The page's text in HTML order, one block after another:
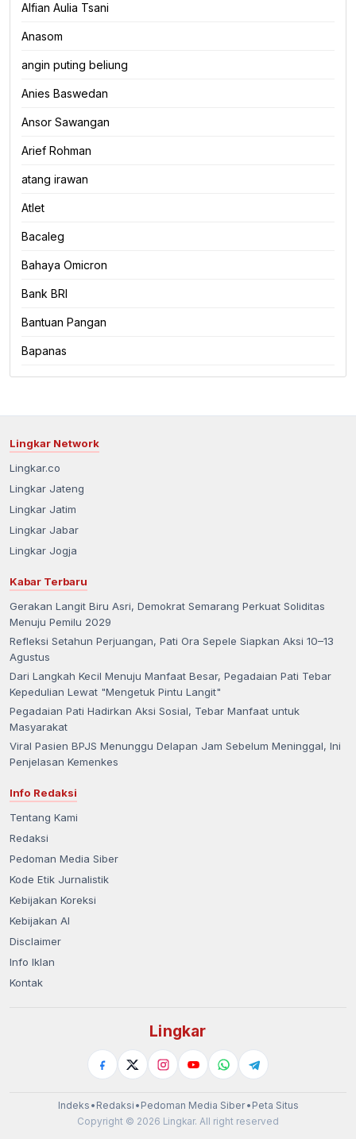
Alfian Aulia Tsani
Anasom
angin puting beliung
Anies Baswedan
Ansor Sawangan
Arief Rohman
atang irawan
Atlet
Bacaleg
Bahaya Omicron
Bank BRI
Bantuan Pangan
Bapanas
Lingkar Network
Lingkar.co
Lingkar Jateng
Lingkar Jatim
Lingkar Jabar
Lingkar Jogja
Kabar Terbaru
Gerakan Langit Biru Asri, Demokrat Semarang Perkuat Soliditas
Menuju Pemilu 2029
Refleksi Setahun Perjuangan, Pati Ora Sepele Siapkan Aksi 10–13
Agustus
Dari Langkah Kecil Menuju Manfaat Besar, Pegadaian Pati Tebar
Kepedulian Lewat "Mengetuk Pintu Langit"
Pegadaian Pati Hadirkan Aksi Sosial, Tebar Manfaat untuk
Masyarakat
Viral Pasien BPJS Menunggu Delapan Jam Sebelum Meninggal, Ini
Penjelasan Kemenkes
Info Redaksi
Tentang Kami
Redaksi
Pedoman Media Siber
Kode Etik Jurnalistik
Kebijakan Koreksi
Kebijakan AI
Disclaimer
Info Iklan
Kontak
Lingkar
Indeks • Redaksi • Pedoman Media Siber• Peta Situs
Copyright © 2026 Lingkar. All right reserved